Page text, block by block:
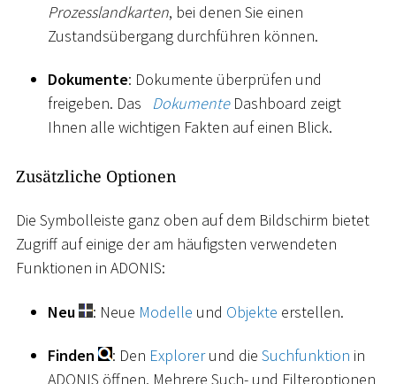
Prozesslandkarten, bei denen Sie einen
Zustandsübergang durchführen können.
Dokumente: Dokumente überprüfen und
freigeben. Das
DokumenteDashboard zeigt
Ihnen alle wichtigen Fakten auf einen Blick.
Zusätzliche Optionen
Die Symbolleiste ganz oben auf dem Bildschirm bietet
Zugriff auf einige der am häufigsten verwendeten
Funktionen in ADONIS:
Neu : Neue Modelle und Objekte erstellen.
Finden : Den Explorerund die Suchfunktion in
ADONIS öffnen. Mehrere Such- und Filteroptionen